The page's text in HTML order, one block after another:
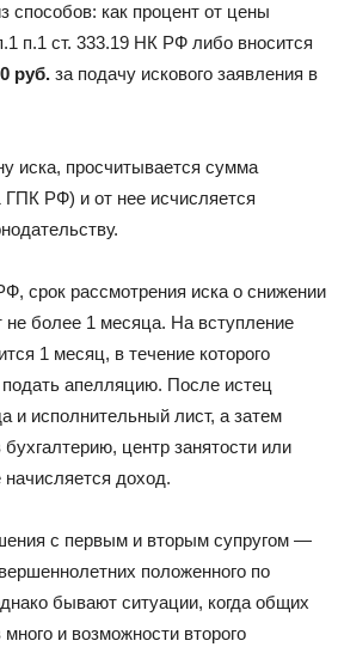
способов: как процент от цены
п.1 ст. 333.19 НК РФ либо вносится
руб. за подачу искового заявления в
иска, просчитывается сумма
ГПК РФ) и от нее исчисляется
срок рассмотрения иска о снижении
не более 1 месяца. На вступление
1 месяц, в течение которого
апелляцию. После истец
и исполнительный лист, а затем
центр занятости или
начисляется доход.
с первым и вторым супругом —
положенного по
бывают ситуации, когда общих
и возможности второго